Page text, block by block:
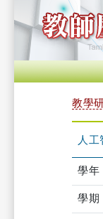
教學
人
學年
學期